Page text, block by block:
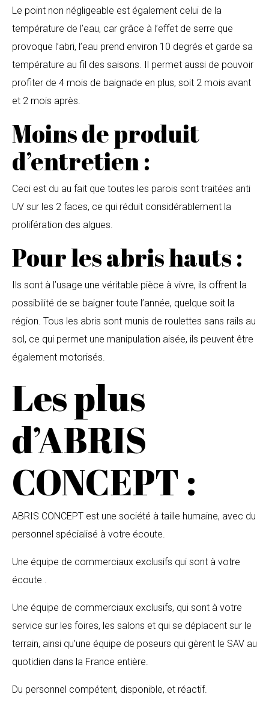
Le point non négligeable est également celui de la
température de l’eau, car grâce à l’effet de serre que
provoque l’abri, l’eau prend environ 10 degrés et garde sa
température au fil des saisons. Il permet aussi de pouvoir
profiter de 4 mois de baignade en plus, soit 2 mois avant
et 2 mois après.
Moins de produit
d’entretien :
Ceci est du au fait que toutes les parois sont traitées anti
UV sur les 2 faces, ce qui réduit considérablement la
prolifération des algues.
Pour les abris hauts :
Ils sont à l’usage une véritable pièce à vivre, ils offrent la
possibilité de se baigner toute l’année, quelque soit la
région. Tous les abris sont munis de roulettes sans rails au
sol, ce qui permet une manipulation aisée, ils peuvent être
également motorisés.
Les plus
d’ABRIS
CONCEPT :
ABRIS CONCEPT est une société à taille humaine, avec du
personnel spécialisé à votre écoute.
Une équipe de commerciaux exclusifs qui sont à votre
écoute .
Une équipe de commerciaux exclusifs, qui sont à votre
service sur les foires, les salons et qui se déplacent sur le
terrain, ainsi qu’une équipe de poseurs qui gèrent le SAV au
quotidien dans la France entière.
Du personnel compétent, disponible, et réactif.